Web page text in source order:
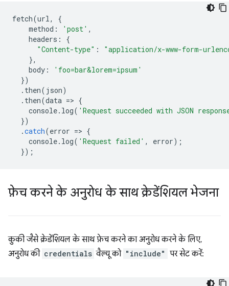
fetch(url,
{
method : 'post' ,
headers :
{
"Content-type" :
"application/x-www-form-
},
body :
'foo=bar&lorem=ipsum'
})
. then( json)
. then(data => {
console. log( 'Request succeeded with JSON
})
.catch(error => {
console. log( 'Request failed' , error);
});
फ़ेच करने के अनुरोध के साथ क्रेडेंशियल भेजना
कुकी जैसे क्रेडेंशियल के साथ फ़ेच करने का अनुरोध करने के लिए,
अनुरोध की credentials वैल्यू को "include" पर सेट करें: